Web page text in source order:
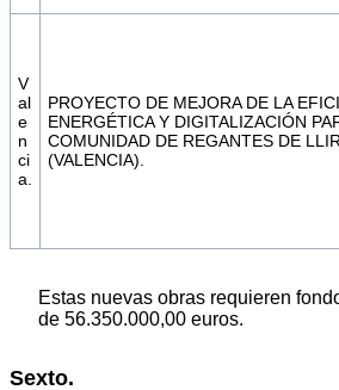
V
al
e
n
ci
a.
PROYECTO DE MEJORA DE LA
ENERGÉTICA Y DIGITALIZACIÓN
COMUNIDAD DE REGANTES DE
(VALENCIA).
Estas nuevas obras requieren
de 56.350.000,00 euros.
Sexto.